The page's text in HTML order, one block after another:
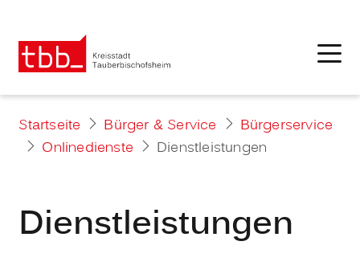
Startseite Bürger & Service
Bürgerservice
Onlinedienste
Dienstleistungen
Dienstleistungen